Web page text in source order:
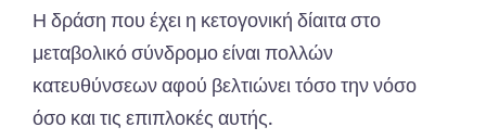
Η δράση που έχει η κετογονική δίαιτα στο
μεταβολικό σύνδρομο είναι πολλών
κατευθύνσεων αφού βελτιώνει τόσο την νόσο
όσο και τις επιπλοκές αυτής.